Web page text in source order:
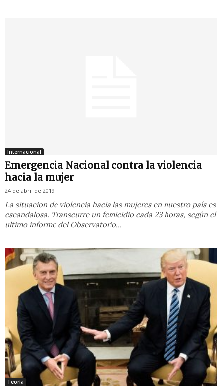
Internacional
Emergencia Nacional contra la violencia
hacia la mujer
24 de abril de 2019
La situacion de violencia hacia las mujeres en nuestro país es
escandalosa. Transcurre un femicidio cada 23 horas, según el
ultimo informe del Observatorio...
Teoría